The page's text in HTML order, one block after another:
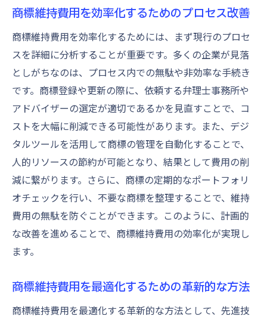
商標維持費用を効率化するためのプロセス改善
商標維持費用を効率化するためには、まず現行のプロセ
スを詳細に分析することが重要です。多くの企業が見落
としがちなのは、プロセス内での無駄や非効率な手続き
です。商標登録や更新の際に、依頼する弁理士事務所や
アドバイザーの選定が適切であるかを見直すことで、コ
ストを大幅に削減できる可能性があります。また、デジ
タルツールを活用して商標の管理を自動化することで、
人的リソースの節約が可能となり、結果として費用の削
減に繋がります。さらに、商標の定期的なポートフォリ
オチェックを行い、不要な商標を整理することで、維持
費用の無駄を防ぐことができます。このように、計画的
な改善を進めることで、商標維持費用の効率化が実現し
ます。
商標維持費用を最適化するための革新的な方法
商標維持費用を最適化する革新的な方法として、先進技